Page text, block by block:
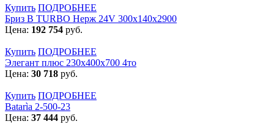
Купить ПОДРОБНЕЕ
Бриз В TURBO Нерж 24V 300х140х2900
Цена: 192 754 руб.
Купить ПОДРОБНЕЕ
Элегант плюс 230x400x700 4то
Цена: 30 718 руб.
Купить ПОДРОБНЕЕ
Batarìa 2-500-23
Цена: 37 444 руб.